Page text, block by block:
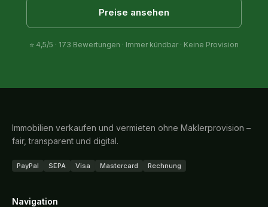
Preise ansehen
⭐ 4,5/5 · 173 Bewertungen · Immer kündbar · Keine Provision
Immobilien verkaufen und vermieten ohne Maklerprovision –
fair, transparent und digital.
PayPal SEPA Visa Mastercard Rechnung
Navigation